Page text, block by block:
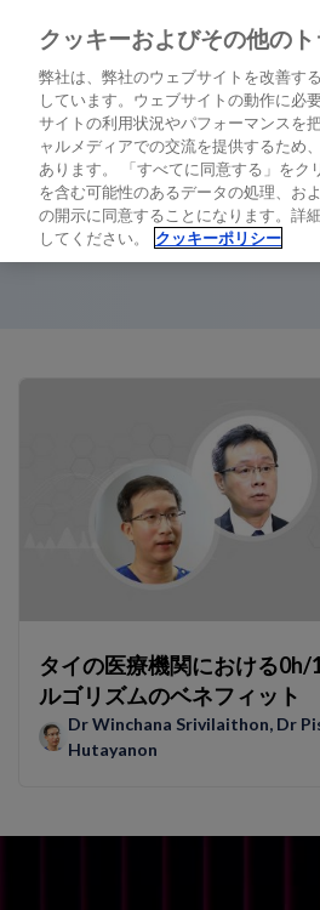
ホーム /1hアルゴリズムのベネフィット
1hアルゴリズ
タイの医療機関における0h/1hアルゴ
タイの医療機関における0h/
ルゴリズムのベネフィット
Dr Winchana Srivilaithon, Dr
Hutayanon
クッキーおよびその他の
弊社は、弊社のウェブサイトを改善す
しています。ウェブサイトの動作に必
サイトの利用状況やパフォーマンスを
ャルメディアでの交流を提供するため
あります。 「すべてに同意する」を
を含む可能性のあるデータの処理、お
の開示に同意することになります。詳
してください。
クッキーポリシー